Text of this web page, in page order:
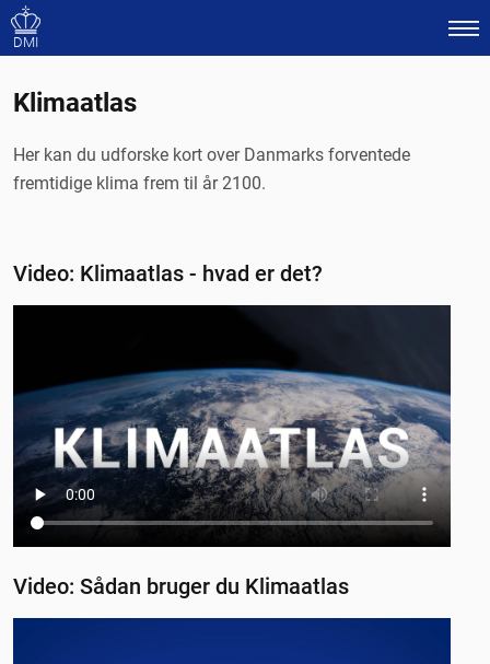
DMI
Klimaatlas
Her kan du udforske kort over Danmarks forventede
fremtidige klima frem til år 2100.
Video: Klimaatlas - hvad er det?
Video: Sådan bruger du Klimaatlas